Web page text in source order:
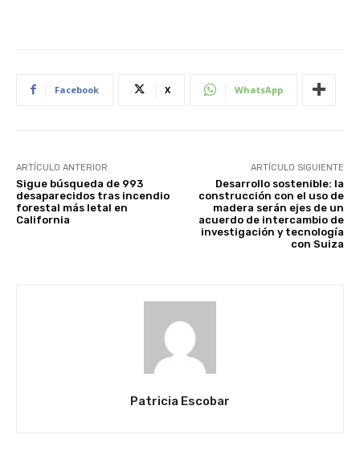
Facebook X WhatsApp
ARTÍCULO ANTERIOR
Sigue búsqueda de 993
desaparecidos tras incendio
forestal más letal en
California
ARTÍCULO SIGUIENTE
Desarrollo sostenible: la
construcción con el uso de
madera serán ejes de un
acuerdo de intercambio de
investigación y tecnología
con Suiza
Patricia Escobar